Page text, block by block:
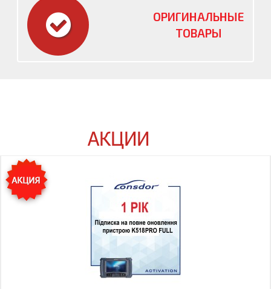
ОРИГИНАЛЬНЫЕ
ТОВАРЫ
АКЦИИ